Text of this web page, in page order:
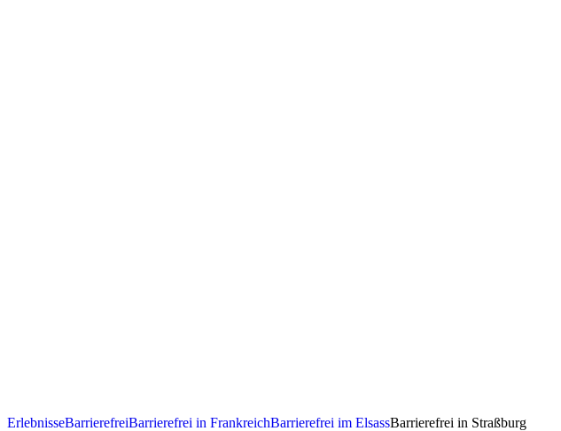
ErlebnisseBarrierefreiBarrierefrei in FrankreichBarrierefrei im ElsassBarrierefrei in Straßburg